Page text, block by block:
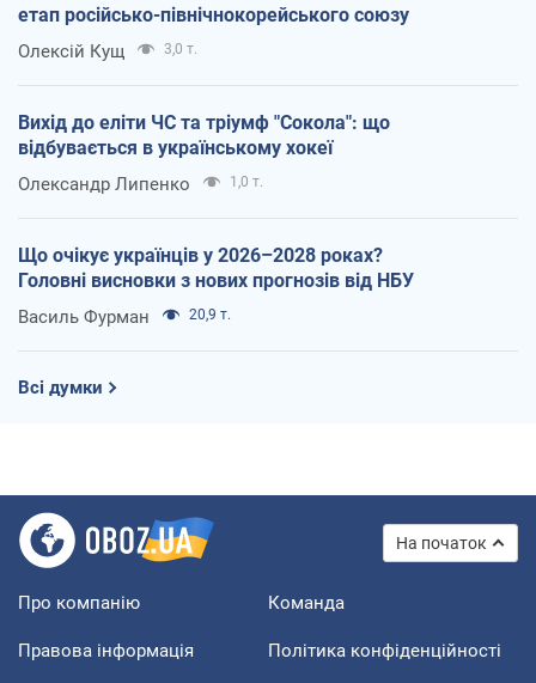
етап російсько-північнокорейського союзу
Олексій Кущ 3,0 т.
Вихід до еліти ЧС та тріумф "Сокола": що
відбувається в українському хокеї
Олександр Липенко 1,0 т.
Що очікує українців у 2026–2028 роках?
Головні висновки з нових прогнозів від НБУ
Василь Фурман 20,9 т.
Всі думки
На початок
Про компанію Команда
Правова інформація Політика конфіденційності